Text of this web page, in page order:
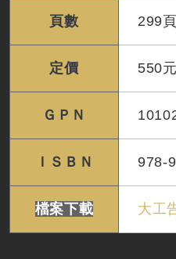
頁數 299頁
定價 550元
ＧＰＮ
ＩＳＢＮ 978-
檔案下載 大工